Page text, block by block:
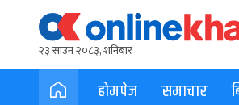
२३ साउन २०८३, शनिबार
होमपेज समाचार